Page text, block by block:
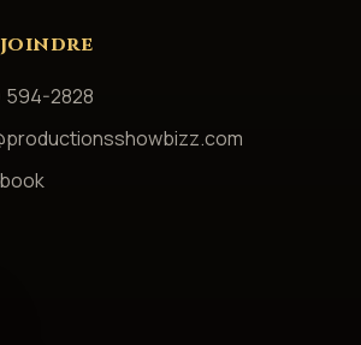
joindre
594-2828